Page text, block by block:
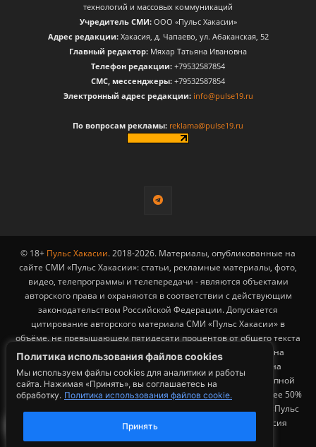
Политика использования файлов cookies
Мы используем файлы cookies для аналитики и работы
сайта. Нажимая «Принять», вы соглашаетесь на
обработку. Политика использования файлов cookie.
Принять
технологий и массовых коммуникаций
Учредитель СМИ:ООО «Пульс Хакасии»
Адрес редакции:Хакасия, д. Чапаево, ул. Абаканская, 52
Главный редактор: Мяхар Татьяна Ивановна
Телефон редакции: +79532587854
CМС, мессенджеры: +79532587854
Электронный адрес редакции: info@pulse19.ru
По вопросам рекламы: reklama@pulse19.ru
© 18+ Пульс Хакасии. 2018-2026. Материалы, опубликованные на
сайте СМИ «Пульс Хакасии»: статьи, рекламные материалы, фото,
видео, телепрограммы и телепередачи - являются объектами
авторского права и охраняются в соответствии с действующим
законодательством Российской Федерации. Допускается
цитирование авторского материала СМИ «Пульс Хакасии» в
объёме, не превышающем пятидесяти процентов от общего текста
публикации с обязательным размещением гиперссылки на
страницу заимствования материала. Гиперссылка должна
размещаться в тексте цитируемого материала и быть доступной
для индексации поисковыми системами. Заимствование более 50%
общего объема материала, опубликованного на сайте СМИ «Пульс
Хакасии», возможно исключительно с письменного согласия